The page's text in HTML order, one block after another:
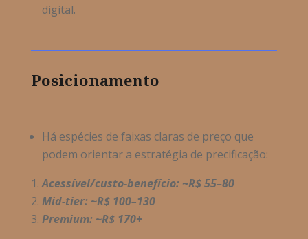
digital.
Posicionamento
Há espécies de faixas claras de preço que
podem orientar a estratégia de precificação:
Acessível/custo-benefício: ~R$ 55–80
Mid-tier: ~R$ 100–130
Premium: ~R$ 170+